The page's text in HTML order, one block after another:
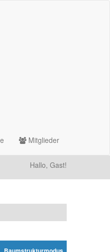
Mitglieder
Hallo, Gast!